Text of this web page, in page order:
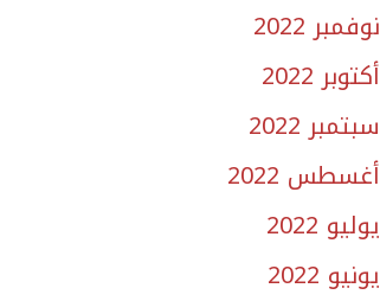
نوفمبر 2022
أكتوبر 2022
سبتمبر 2022
أغسطس 2022
يوليو 2022
يونيو 2022